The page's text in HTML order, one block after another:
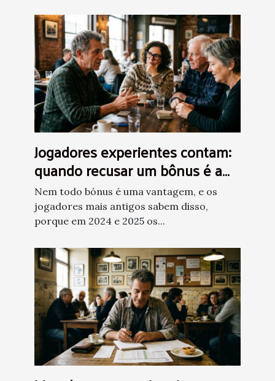
Jogadores experientes contam:
quando recusar um bônus é a
melhor aposta
Nem todo bónus é uma vantagem, e os
jogadores mais antigos sabem disso,
porque em 2024 e 2025 os...